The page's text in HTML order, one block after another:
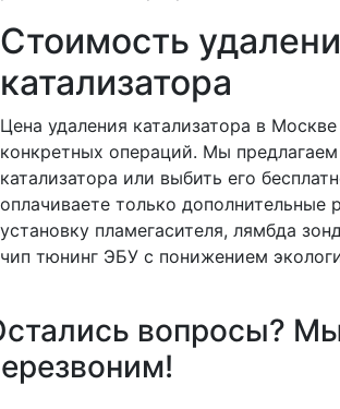
Стоимость
катализатора
Цена удаления катализатора в Москве
конкретных операций. Мы предлагаем
катализатора или выбить его
оплачиваете только дополнительные
установку пламегасителя, лямбда
чип тюнинг ЭБУ с понижением
вопросы?